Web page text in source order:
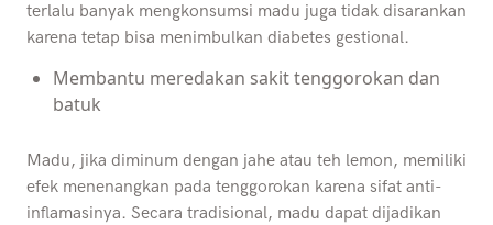
terlalu banyak mengkonsumsi madu juga tidak disarankan
karena tetap bisa menimbulkan diabetes gestional.
Membantu meredakan sakit tenggorokan dan
batuk
Madu, jika diminum dengan jahe atau teh lemon, memiliki
efek menenangkan pada tenggorokan karena sifat anti-
inflamasinya. Secara tradisional, madu dapat dijadikan